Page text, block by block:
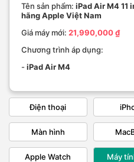
Tên sản phẩm: iPad Air M4 11
hãng Apple Việt Nam
Giá máy mới: 21,990,000 ₫
Chương trình áp dụng:
- iPad Air M4
Điện thoại
Màn hình
Apple Watch Máy